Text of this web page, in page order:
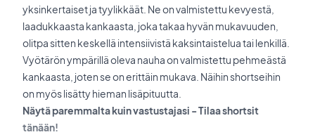
yksinkertaiset ja tyylikkäät. Ne on valmistettu kevyestä,
laadukkaasta kankaasta, joka takaa hyvän mukavuuden,
olitpa sitten keskellä intensiivistä kaksintaistelua tai lenkillä.
Vyötärön ympärillä oleva nauha on valmistettu pehmeästä
kankaasta, joten se on erittäin mukava. Näihin shortseihin
on myös lisätty hieman lisäpituutta.
Näytä paremmalta kuin vastustajasi - Tilaa shortsit
tänään!